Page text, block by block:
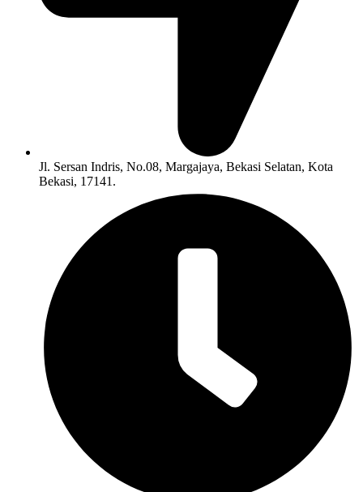
Jl. Sersan Indris, No.08, Margajaya, Bekasi Selatan, Kota
Bekasi, 17141.